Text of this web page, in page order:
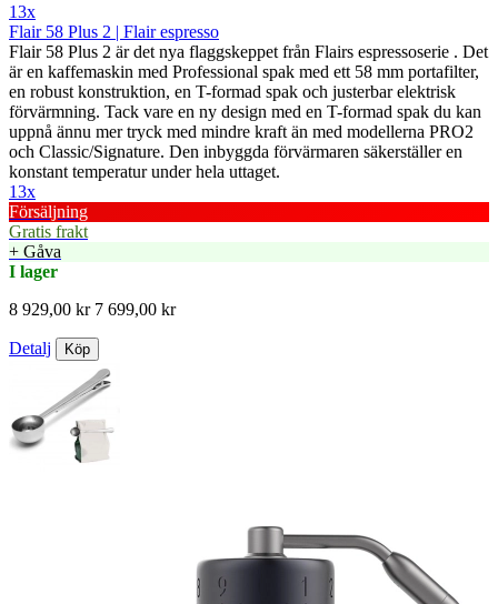
13x
Flair 58 Plus 2 | Flair espresso
Flair 58 Plus 2 är det nya flaggskeppet från Flairs espressoserie . Det
är en kaffemaskin med Professional spak med ett 58 mm portafilter,
en robust konstruktion, en T-formad spak och justerbar elektrisk
förvärmning. Tack vare en ny design med en T-formad spak du kan
uppnå ännu mer tryck med mindre kraft än med modellerna PRO2
och Classic/Signature. Den inbyggda förvärmaren säkerställer en
konstant temperatur under hela uttaget.
13x
Försäljning
Gratis frakt
+ Gåva
I lager
8 929,00 kr 7 699,00 kr
Detalj Köp